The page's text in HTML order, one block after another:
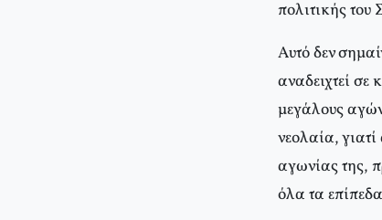
πολιτικής
Αυτό δεν
αναδειχτεί σε
μεγάλους
νεολαία,
αγωνίας της,
όλα τα